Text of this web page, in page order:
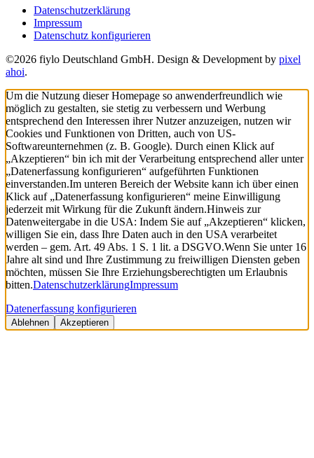
Datenschutzerklärung
Impressum
Datenschutz konfigurieren
©2026 fiylo Deutschland GmbH. Design & Development by pixel
ahoi.
Um die Nutzung dieser Homepage so anwenderfreundlich wie
möglich zu gestalten, sie stetig zu verbessern und Werbung
entsprechend den Interessen ihrer Nutzer anzuzeigen, nutzen wir
Cookies und Funktionen von Dritten, auch von US-
Softwareunternehmen (z. B. Google). Durch einen Klick auf
„Akzeptieren“ bin ich mit der Verarbeitung entsprechend aller unter
„Datenerfassung konfigurieren“ aufgeführten Funktionen
einverstanden.Im unteren Bereich der Website kann ich über einen
Klick auf „Datenerfassung konfigurieren“ meine Einwilligung
jederzeit mit Wirkung für die Zukunft ändern.Hinweis zur
Datenweitergabe in die USA: Indem Sie auf „Akzeptieren“ klicken,
willigen Sie ein, dass Ihre Daten auch in den USA verarbeitet
werden – gem. Art. 49 Abs. 1 S. 1 lit. a DSGVO.Wenn Sie unter 16
Jahre alt sind und Ihre Zustimmung zu freiwilligen Diensten geben
möchten, müssen Sie Ihre Erziehungsberechtigten um Erlaubnis
bitten.DatenschutzerklärungImpressum
Datenerfassung konfigurieren
Ablehnen Akzeptieren